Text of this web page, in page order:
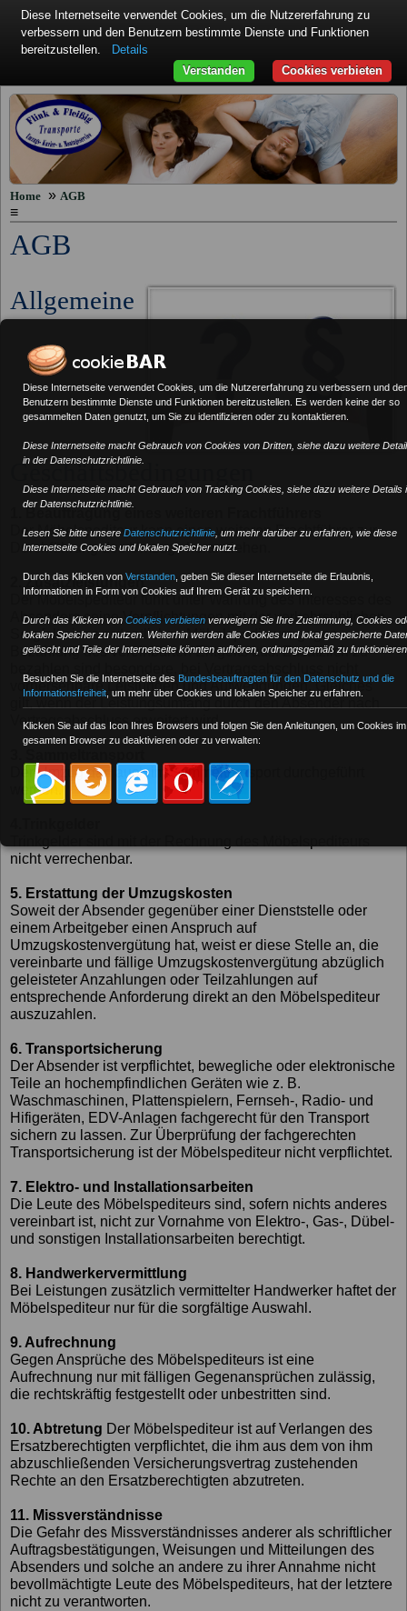
Home » AGB
≡
AGB
Allgemeine
Geschäftsbedingungen
Der Möbelspediteur kann einen weiteren Frachtführer zur
Durchführung des Umzugs heranziehen.
2. Zusatzleistungen
Der Möbelspediteur führt unter Wahrung des Interesses des
Absenders seine Verpflichtungen mit der verkehrsüblichen
Sorgfalt eines ordentlichen Möbelspediteurs gegen
Bezahlung des vereinbarten Entgelts aus. Zusätzlich zu
vorhersehbare Leistungen und Aufwendungen. Gleiches
gilt, wenn der Leistungsumfang durch den Absender nach
Vertragsabschluss erweitert wird.
Der Umzug darf auch im Sammeltransport durchgeführt
werden.
nicht verrechenbar.
5. Erstattung der Umzugskosten
Soweit der Absender gegenüber einer Dienststelle oder
einem Arbeitgeber einen Anspruch auf
Umzugskostenvergütung hat, weist er diese Stelle an, die
vereinbarte und fällige Umzugskostenvergütung abzüglich
geleisteter Anzahlungen oder Teilzahlungen auf
entsprechende Anforderung direkt an den Möbelspediteur
auszuzahlen.
6. Transportsicherung
Der Absender ist verpflichtet, bewegliche oder elektronische
Teile an hochempfindlichen Geräten wie z. B.
Waschmaschinen, Plattenspielern, Fernseh-, Radio- und
Hifigeräten, EDV-Anlagen fachgerecht für den Transport
sichern zu lassen. Zur Überprüfung der fachgerechten
Transportsicherung ist der Möbelspediteur nicht verpflichtet.
7. Elektro- und Installationsarbeiten
Die Leute des Möbelspediteurs sind, sofern nichts anderes
vereinbart ist, nicht zur Vornahme von Elektro-, Gas-, Dübel-
und sonstigen Installationsarbeiten berechtigt.
8. Handwerkervermittlung
Bei Leistungen zusätzlich vermittelter Handwerker haftet der
Möbelspediteur nur für die sorgfältige Auswahl.
9. Aufrechnung
Gegen Ansprüche des Möbelspediteurs ist eine
Aufrechnung nur mit fälligen Gegenansprüchen zulässig,
die rechtskräftig festgestellt oder unbestritten sind.
10. Abtretung Der Möbelspediteur ist auf Verlangen des
Ersatzberechtigten verpflichtet, die ihm aus dem von ihm
abzuschließenden Versicherungsvertrag zustehenden
Rechte an den Ersatzberechtigten abzutreten.
11. Missverständnisse
Die Gefahr des Missverständnisses anderer als schriftlicher
Auftragsbestätigungen, Weisungen und Mitteilungen des
Absenders und solche an andere zu ihrer Annahme nicht
bevollmächtigte Leute des Möbelspediteurs, hat der letztere
nicht zu verantworten.
Diese Internetseite verwendet Cookies, um die Nutzererfahrung zu verbessern und
Benutzern bestimmte Dienste und Funktionen bereitzustellen. Es werden keine der so
gesammelten Daten genutzt, um Sie zu identifizieren oder zu kontaktieren.
Diese Internetseite macht Gebrauch von Cookies von Dritten, siehe dazu weitere
in der Datenschutzrichtlinie.
Diese Internetseite macht Gebrauch von Tracking Cookies, siehe dazu weitere Details
der Datenschutzrichtlinie.
Lesen Sie bitte unsere Datenschutzrichtlinie, um mehr darüber zu erfahren, wie diese
Internetseite Cookies und lokalen Speicher nutzt.
Durch das Klicken von Verstanden, geben Sie dieser Internetseite die Erlaubnis,
Informationen in Form von Cookies auf Ihrem Gerät zu speichern.
Durch das Klicken von Cookies verbieten verweigern Sie Ihre Zustimmung, Cookies
lokalen Speicher zu nutzen. Weiterhin werden alle Cookies und lokal gespeicherte
gelöscht und Teile der Internetseite könnten aufhören, ordnungsgemäß zu
Besuchen Sie die Internetseite des Bundesbeauftragten für den Datenschutz und die
Informationsfreiheit, um mehr über Cookies und lokalen Speicher zu erfahren.
Klicken Sie auf das Icon Ihres Browsers und folgen Sie den Anleitungen, um Cookies im
gesamten Browser zu deaktivieren oder zu verwalten:
Diese Internetseite verwendet Cookies, um die Nutzererfahrung zu
verbessern und den Benutzern bestimmte Dienste und Funktionen
bereitzustellen.
Details
Cookies verbieten
Verstanden